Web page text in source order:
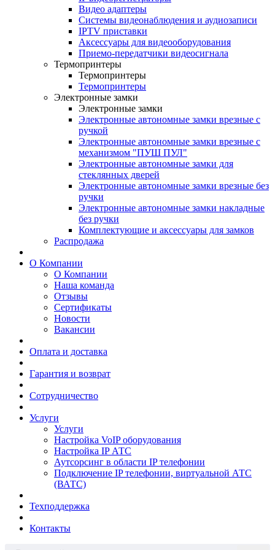
Видео адаптеры
Системы видеонаблюдения и аудиозаписи
IPTV приставки
Аксессуары для видеооборудования
Приемо-передатчики видеосигнала
Термопринтеры
Термопринтеры
Термопринтеры
Электронные замки
Электронные замки
Электронные автономные замки врезные с
ручкой
Электронные автономные замки врезные с
механизмом "ПУШ ПУЛ"
Электронные автономные замки для
стеклянных дверей
Электронные автономные замки врезные без
ручки
Электронные автономные замки накладные
без ручки
Комплектующие и аксессуары для замков
Распродажа
О Компании
О Компании
Наша команда
Отзывы
Сертификаты
Новости
Вакансии
Оплата и доставка
Гарантия и возврат
Сотрудничество
Услуги
Услуги
Настройка VoIP оборудования
Настройка IP АТС
Аутсорсинг в области IP телефонии
Подключение IP телефонии, виртуальной АТС
(ВАТС)
Техподдержка
Контакты